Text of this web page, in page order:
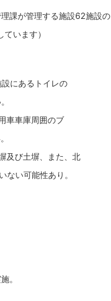
課が管理する施設62施設の
います）
設にあるトイレの
車車庫周囲のブ
及び土塀、また、北
い可能性あり。
。